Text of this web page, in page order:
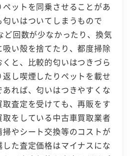
ットを同乗させることがあ
いはついてしまうもので
ど回数が少なかったり、換気
い殻を捨てたり、都度掃除
と、比較的匂いはつきづら
返し喫煙したりペットを載せ
れば、匂いはつきやすくな
取査定を受けても、再販をす
をしている中古車買取業者
掃やシート交換等のコストが
た査定価格はマイナスにな